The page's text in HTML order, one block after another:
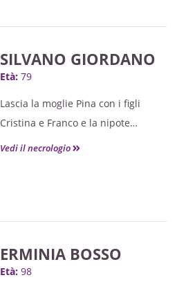
SILVANO GIORDANO
Età: 79
Lascia la moglie Pina con i figli
Cristina e Franco e la nipote
Martina.
Vedi il necrologio
ERMINIA BOSSO
Età: 98